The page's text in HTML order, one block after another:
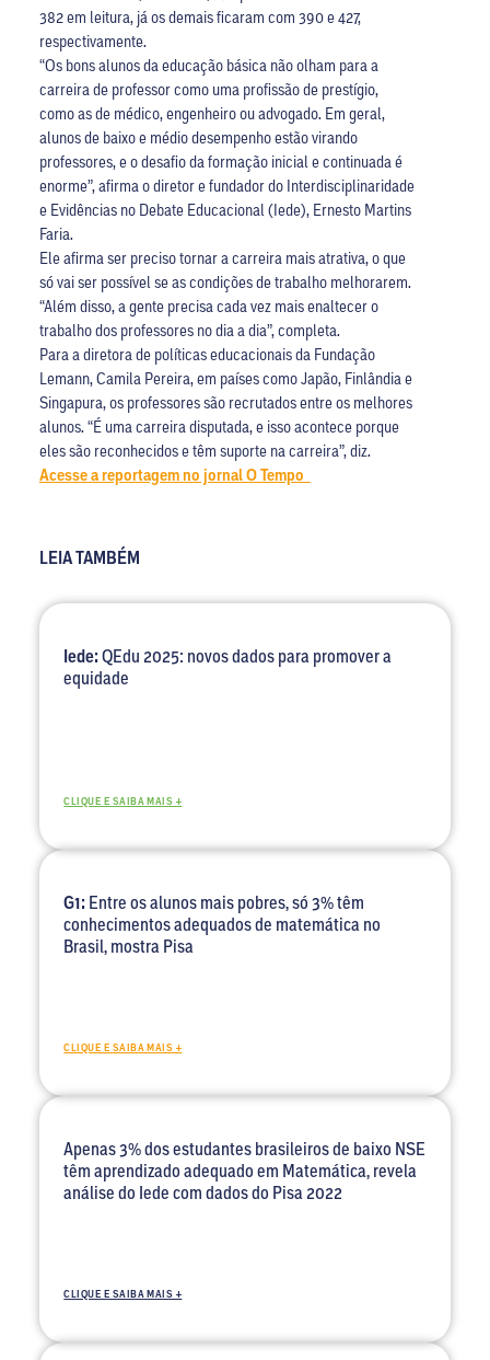
382 em leitura, já os demais ficaram com 390 e 427,
respectivamente.
“Os bons alunos da educação básica não olham para a
carreira de professor como uma profissão de prestígio,
como as de médico, engenheiro ou advogado. Em geral,
alunos de baixo e médio desempenho estão virando
professores, e o desafio da formação inicial e continuada é
enorme”, afirma o diretor e fundador do Interdisciplinaridade
e Evidências no Debate Educacional (Iede), Ernesto Martins
Faria.
Ele afirma ser preciso tornar a carreira mais atrativa, o que
só vai ser possível se as condições de trabalho melhorarem.
“Além disso, a gente precisa cada vez mais enaltecer o
trabalho dos professores no dia a dia”, completa.
Para a diretora de políticas educacionais da Fundação
Lemann, Camila Pereira, em países como Japão, Finlândia e
Singapura, os professores são recrutados entre os melhores
alunos. “É uma carreira disputada, e isso acontece porque
eles são reconhecidos e têm suporte na carreira”, diz.
Acesse a reportagem no jornal O Tempo
LEIA TAMBÉM
Iede:QEdu 2025: novos dados para promover a
equidade
CLIQUE E SAIBA MAIS +
G1:Entre os alunos mais pobres, só 3% têm
conhecimentos adequados de matemática no
Brasil, mostra Pisa
CLIQUE E SAIBA MAIS +
Apenas 3% dos estudantes brasileiros de baixo NSE
têm aprendizado adequado em Matemática, revela
análise do Iede com dados do Pisa 2022
CLIQUE E SAIBA MAIS +